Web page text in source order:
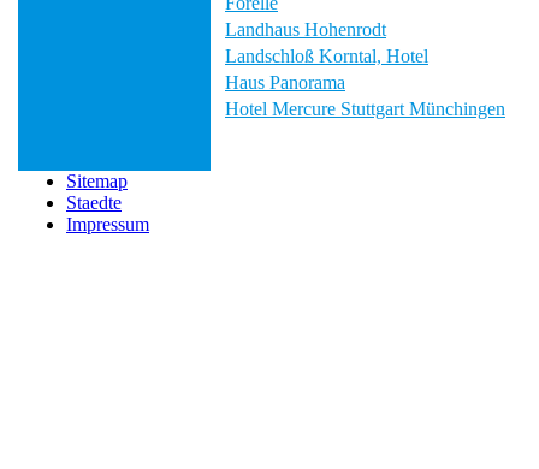
Landhaus Hohenrodt
Landschloß Korntal, Hotel
Haus Panorama
Hotel Mercure Stuttgart Münchingen
Sitemap
Staedte
Impressum